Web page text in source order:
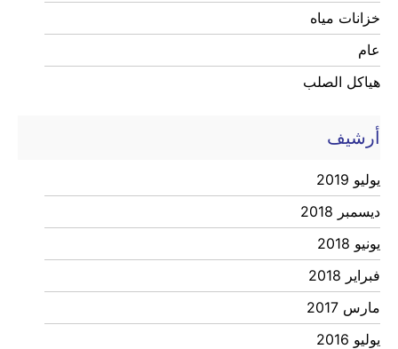
خزانات مياه
عام
هياكل الصلب
أرشيف
يوليو 2019
ديسمبر 2018
يونيو 2018
فبراير 2018
مارس 2017
يوليو 2016